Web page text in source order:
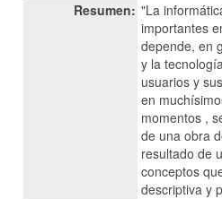
Resumen: "La
importantes
depende, en
y la
usuarios y
en
momentos ,
de una obra
resultado de
conceptos
descriptiva y